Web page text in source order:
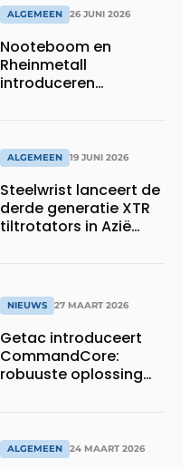
ALGEMEEN 26 JUNI 2026
Nooteboom en
Rheinmetall
introduceren
ALGEMEEN 19 JUNI 2026
Steelwrist lanceert de
derde generatie XTR
tiltrotators in Azië
NIEUWS 27 MAART 2026
Getac introduceert
CommandCore:
robuuste oplossing
ALGEMEEN 24 MAART 2026